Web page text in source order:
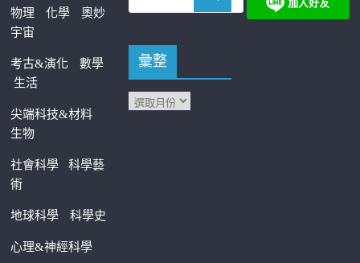
物理 化學
奧妙
宇宙
考古&演化
數學
生活
尖端科技&材料
生物
社會科學科學藝
術
地球科學 科學史
心理&神經科學
彙整